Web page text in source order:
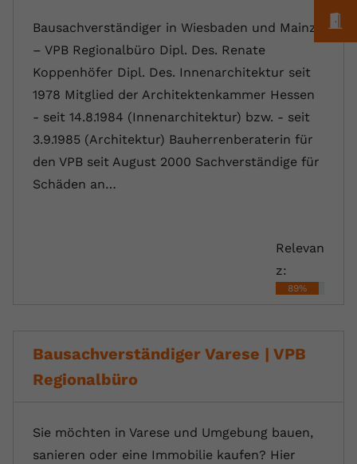
Bausachverständiger in Wiesbaden und Mainz
– VPB Regionalbüro Dipl. Des. Renate
Koppenhöfer Dipl. Des. Innenarchitektur seit
1978 Mitglied der Architektenkammer Hessen
- seit 14.8.1984 (Innenarchitektur) bzw. - seit
3.9.1985 (Architektur) Bauherrenberaterin für
den VPB seit August 2000 Sachverständige für
Schäden an…
Relevan
z:
89%
Bausachverständiger Varese | VPB
Regionalbüro
Sie möchten in Varese und Umgebung bauen,
sanieren oder eine Immobilie kaufen? Hier